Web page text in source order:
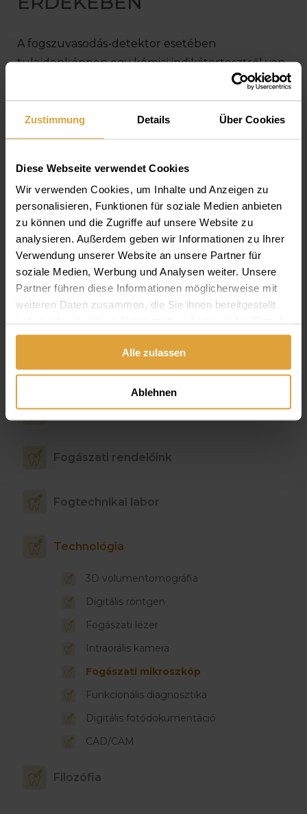
Zustimmung Details Über Cookies
Diese Webseite verwendet Cookies
Wir verwenden Cookies, um Inhalte und Anzeigen zu
personalisieren, Funktionen für soziale Medien anbieten
zu können und die Zugriffe auf unsere Website zu
analysieren. Außerdem geben wir Informationen zu Ihrer
Verwendung unserer Website an unsere Partner für
soziale Medien, Werbung und Analysen weiter. Unsere
Partner führen diese Informationen möglicherweise mit
weiteren Daten zusammen, die Sie ihnen bereitgestellt
haben oder die sie im Rahmen Ihrer Nutzung der Dienste
gesammelt haben.
Alle zulassen
Ablehnen
A fogszuvasodás-detektor esetében
tulajdonképpen egy kémiai indikátortesztről van
szó, amivel a rejtett fogszuvasodást is láthatjuk,
annak érdekében, hogy idejében le tudjuk
küzdeni ezt a problémát.
Utolsó módosítás:2017. Április 25.
Bemutatkozás
Fogorvosaink, munkatársaink
Fogászati rendelőink
Fogtechnikai labor
Technológia
3D volumentomográfia
Digitális röntgen
Fogászati lézer
Intraorális kamera
Fogászati mikroszkóp
Funkcionális diagnosztika
Digitális fotódokumentáció
CAD/CAM
Filozófia